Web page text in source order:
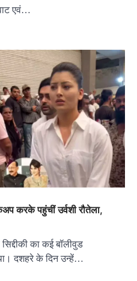
एवं…
करके पहुंचीं उर्वशी रौतेला,
सिद्दीकी का कई बॉलीवुड
दशहरे के दिन उन्हें…